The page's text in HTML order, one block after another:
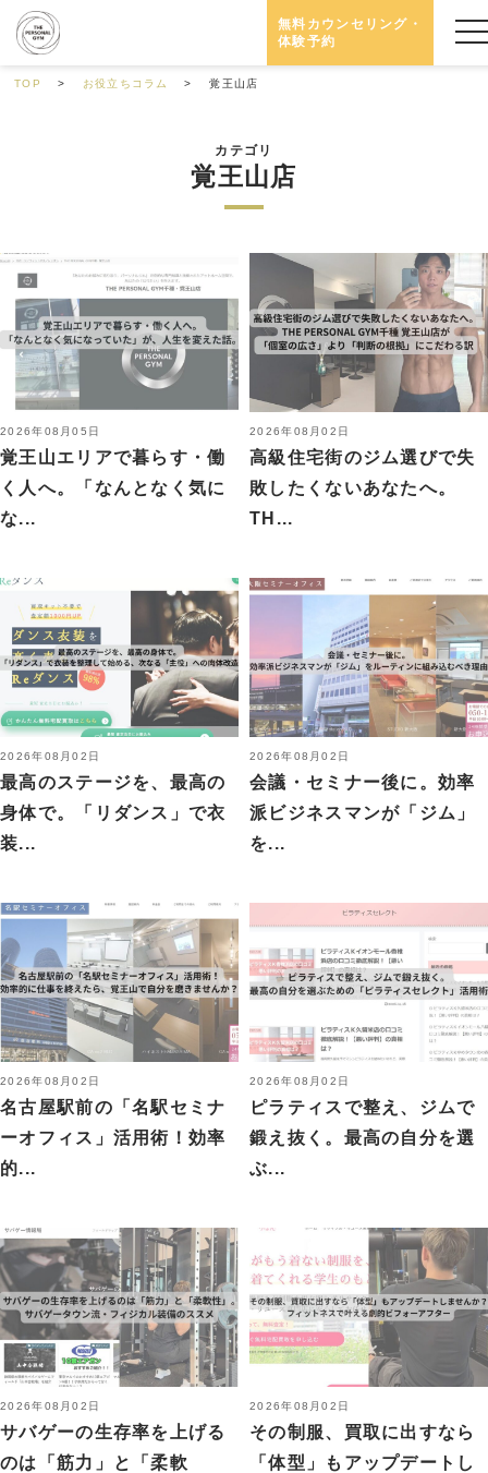
無料カウンセリング・
体験予約
TOP お役立ちコラム 覚王山店
カテゴリ
覚王山店
2026年08月05日
覚王山エリアで暮らす・働
く人へ。「なんとなく気に
な...
2026年08月02日
高級住宅街のジム選びで失
敗したくないあなたへ。
TH...
2026年08月02日
最高のステージを、最高の
身体で。「リダンス」で衣
装...
2026年08月02日
会議・セミナー後に。効率
派ビジネスマンが「ジム」
を...
2026年08月02日
名古屋駅前の「名駅セミナ
ーオフィス」活用術！効率
的...
2026年08月02日
ピラティスで整え、ジムで
鍛え抜く。最高の自分を選
ぶ...
2026年08月02日
サバゲーの生存率を上げる
のは「筋力」と「柔軟
2026年08月02日
その制服、買取に出すなら
「体型」もアップデートし